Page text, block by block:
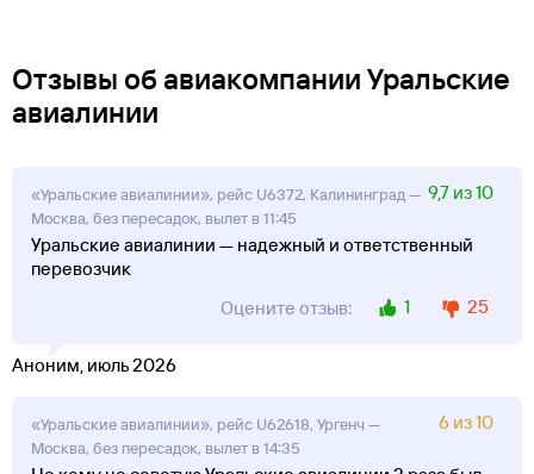
Отзывы об авиакомпании Уральские
авиалинии
«Уральские авиалинии», рейс U6372, Калининград —
Москва, без пересадок, вылет в 11:45
9,7 из 10
Уральские авиалинии — надежный и ответственный
перевозчик
Оцените отзыв:
1 25
Аноним, июль 2026
«Уральские авиалинии», рейс U62618, Ургенч —
Москва, без пересадок, вылет в 14:35
6 из 10